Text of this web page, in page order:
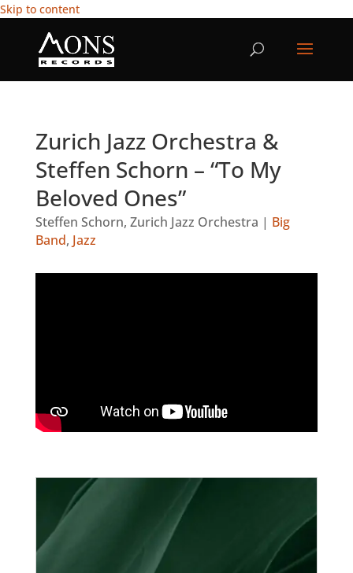
Skip to content
Zurich Jazz Orchestra &
Steffen Schorn – “To My
Beloved Ones”
Steffen Schorn, Zurich Jazz Orchestra | Big
Band, Jazz